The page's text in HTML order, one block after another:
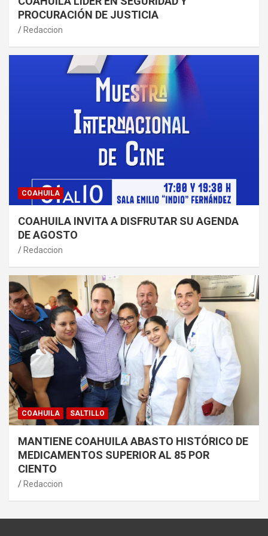
PROCURACIÓN DE JUSTICIA
Redaccion
COAHUILA
COAHUILA INVITA A DISFRUTAR SU AGENDA
DE AGOSTO
Redaccion
COAHUILA SALTILLO
MANTIENE COAHUILA ABASTO HISTÓRICO DE
MEDICAMENTOS SUPERIOR AL 85 POR
CIENTO
Redaccion